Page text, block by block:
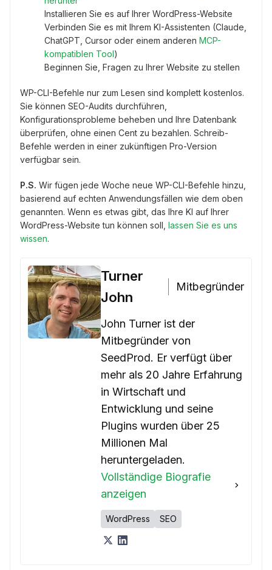
Installieren Sie es auf Ihrer WordPress-Website
Verbinden Sie es mit Ihrem KI-Assistenten (Claude,
ChatGPT, Cursor oder einem anderen MCP-
kompatiblen Tool)
Beginnen Sie, Fragen zu Ihrer Website zu stellen
WP-CLI-Befehle nur zum Lesen sind komplett kostenlos.
Sie können SEO-Audits durchführen,
Konfigurationsprobleme beheben und Ihre Datenbank
überprüfen, ohne einen Cent zu bezahlen. Schreib-
Befehle werden in einer zukünftigen Pro-Version
verfügbar sein.
P.S. Wir fügen jede Woche neue WP-CLI-Befehle hinzu,
basierend auf echten Anwendungsfällen wie dem oben
genannten. Wenn es etwas gibt, das Ihre KI auf Ihrer
WordPress-Website tun können soll, lassen Sie es uns
wissen.
Turner
John
Mitbegründer
John Turner ist der
Mitbegründer von
SeedProd. Er verfügt über
mehr als 20 Jahre Erfahrung
in Wirtschaft und
Entwicklung und seine
Plugins wurden über 25
Millionen Mal
heruntergeladen.
Vollständige Biografie
anzeigen
WordPress SEO